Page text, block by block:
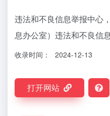
违法和不良信息举报中心
息办公室）违法和不良信
收录时间： 2024-12-13
打开网站